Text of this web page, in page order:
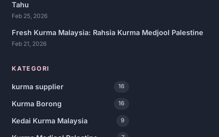
Tahu
Feb 25, 2026
Fresh Kurma Malaysia: Rahsia Kurma Medjool Palestine
Feb 21, 2026
KATEGORI
kurma supplier 16
Kurma Borong 16
Kedai Kurma Malaysia 9